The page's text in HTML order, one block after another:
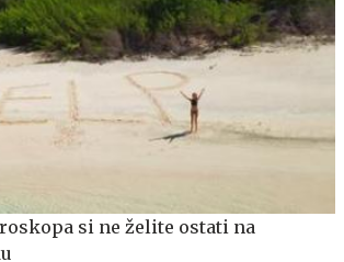
si ne želite ostati na